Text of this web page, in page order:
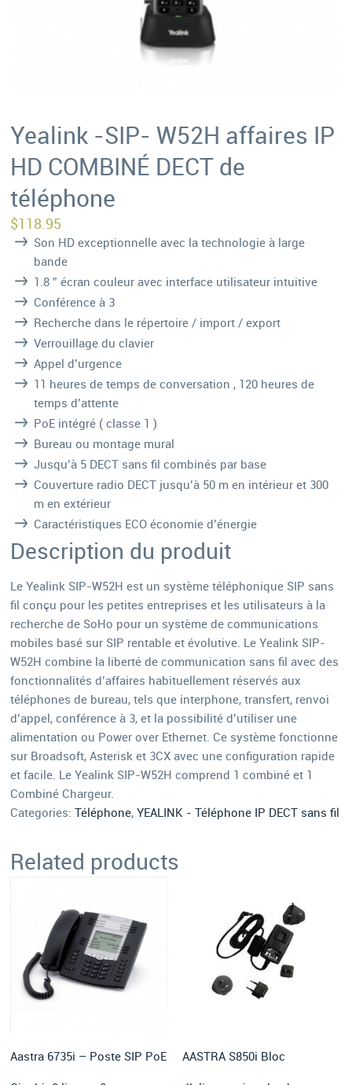
Yealink -SIP- W52H affaires IP
HD COMBINÉ DECT de
téléphone
$118.95
Son HD exceptionnelle avec la technologie à large
bande
1.8 ” écran couleur avec interface utilisateur intuitive
Conférence à 3
Recherche dans le répertoire / import / export
Verrouillage du clavier
Appel d’urgence
11 heures de temps de conversation , 120 heures de
temps d’attente
PoE intégré ( classe 1 )
Bureau ou montage mural
Jusqu’à 5 DECT sans fil combinés par base
Couverture radio DECT jusqu’à 50 m en intérieur et 300
m en extérieur
Caractéristiques ECO économie d’énergie
Description du produit
Le Yealink SIP-W52H est un système téléphonique SIP sans
fil conçu pour les petites entreprises et les utilisateurs à la
recherche de SoHo pour un système de communications
mobiles basé sur SIP rentable et évolutive. Le Yealink SIP-
W52H combine la liberté de communication sans fil avec des
fonctionnalités d’affaires habituellement réservés aux
téléphones de bureau, tels que interphone, transfert, renvoi
d’appel, conférence à 3, et la possibilité d’utiliser une
alimentation ou Power over Ethernet. Ce système fonctionne
sur Broadsoft, Asterisk et 3CX avec une configuration rapide
et facile. Le Yealink SIP-W52H comprend 1 combiné et 1
Combiné Chargeur.
Categories:Téléphone,YEALINK - Téléphone IP DECT sans fil
Related products
Aastra 6735i – Poste SIP PoE AASTRA S850i Bloc